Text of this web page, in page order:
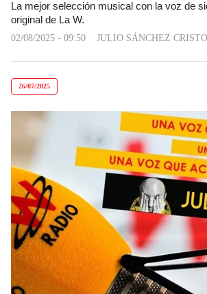
La mejor selección musical con la voz de
original de La W.
02/08/2025 - 09:50 JULIO SÁNCHEZ CRISTO
26/07/2025